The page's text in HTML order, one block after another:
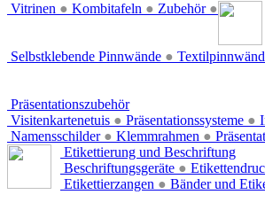
Vitrinen ● Kombitafeln ● Zubehör ●
Selbstklebende Pinnwände ●
Präsentationszubehör
Visitenkartenetuis ● Präsentationssysteme ●
Namensschilder ● Klemmrahmen ●
Etikettierung und Beschriftung
Beschriftungsgeräte ●
Etikettierzangen ● Bänder und